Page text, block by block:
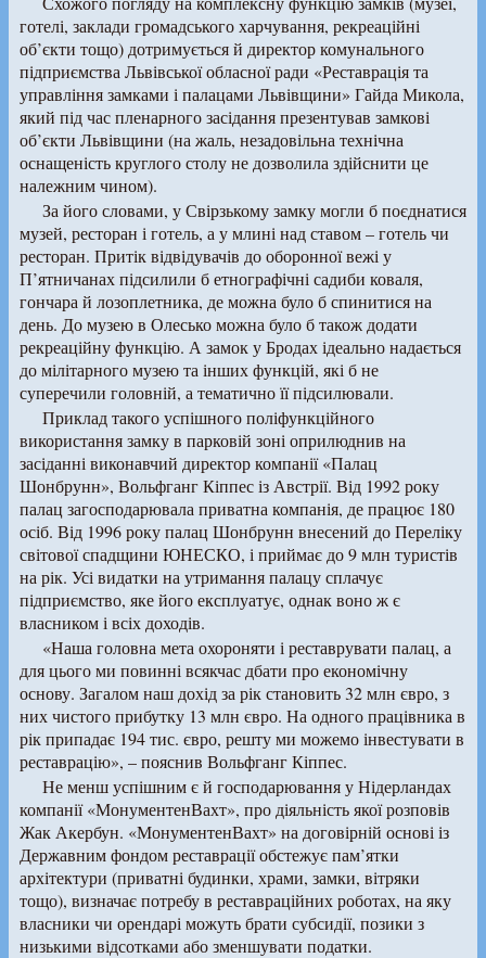
готелі, заклади громадського харчування, рекреаційні
об’єкти тощо) дотримується й директор комунального
підприємства Львівської обласної ради «Реставрація та
управління замками і палацами Львівщини» Гайда Микола,
який під час пленарного засідання презентував замкові
об’єкти Львівщини (на жаль, незадовільна технічна
оснащеність круглого столу не дозволила здійснити це
належним чином).
За його словами, у Свірзькому замку могли б поєднатися
музей, ресторан і готель, а у млині над ставом – готель чи
ресторан. Притік відвідувачів до оборонної вежі у
П’ятничанах підсилили б етнографічні садиби коваля,
гончара й лозоплетника, де можна було б спинитися на
день. До музею в Олесько можна було б також додати
рекреаційну функцію. А замок у Бродах ідеально надається
до мілітарного музею та інших функцій, які б не
суперечили головній, а тематично її підсилювали.
Приклад такого успішного поліфункційного
використання замку в парковій зоні оприлюднив на
засіданні виконавчий директор компанії «Палац
Шонбрунн», Вольфганг Кіппес із Австрії. Від 1992 року
палац загосподарювала приватна компанія, де працює 180
осіб. Від 1996 року палац Шонбрунн внесений до Переліку
світової спадщини ЮНЕСКО, і приймає до 9 млн туристів
на рік. Усі видатки на утримання палацу сплачує
підприємство, яке його експлуатує, однак воно ж є
власником і всіх доходів.
«Наша головна мета охороняти і реставрувати палац, а
для цього ми повинні всякчас дбати про економічну
основу. Загалом наш дохід за рік становить 32 млн євро, з
них чистого прибутку 13 млн євро. На одного працівника в
рік припадає 194 тис. євро, решту ми можемо інвестувати в
реставрацію», – пояснив Вольфганг Кіппес.
Не менш успішним є й господарювання у Нідерландах
компанії «МонументенВахт», про діяльність якої розповів
Жак Акербун. «МонументенВахт» на договірній основі із
Державним фондом реставрації обстежує пам’ятки
архітектури (приватні будинки, храми, замки, вітряки
тощо), визначає потребу в реставраційних роботах, на яку
власники чи орендарі можуть брати субсидії, позики з
низькими відсотками або зменшувати податки.